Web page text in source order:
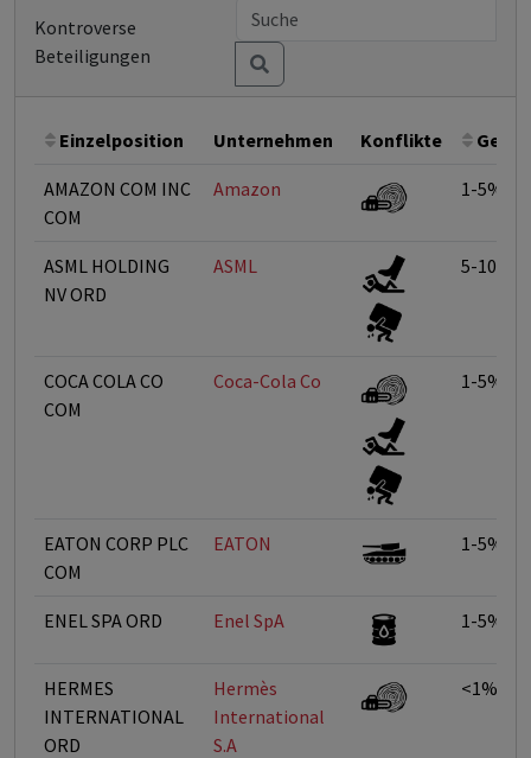
Kontroverse
Beteiligungen
Einzelposition Unternehmen Konflikte
AMAZON COM INC
COM
Amazon 1-5%
ASML HOLDING
NV ORD
ASML 5-10%
COCA COLA CO
COM
Coca-Cola Co 1-5%
EATON CORP PLC
COM
EATON 1-5%
ENEL SPA ORD Enel SpA 1-5%
HERMES
INTERNATIONAL
ORD
Hermès
International
S.A
<1%